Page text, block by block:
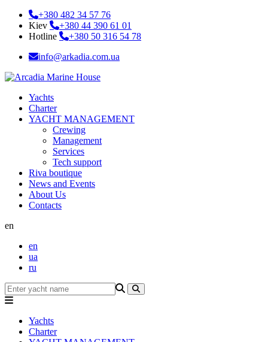
+380 482 34 57 76
Kiev
+380 44 390 61 01
Hotline
+380 50 316 54 78
info@arkadia.com.ua
Yachts
Charter
YACHT MANAGEMENT
Crewing
Management
Services
Tech support
Riva boutique
News and Events
About Us
Contacts
en
en
ua
ru
Yachts
Charter